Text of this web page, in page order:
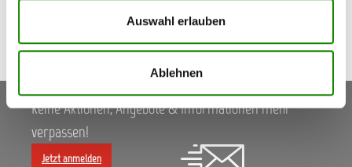
Auswahl erlauben
Ablehnen
Keine Aktionen, Angebote & Informationen mehr
verpassen!
Jetzt anmelden